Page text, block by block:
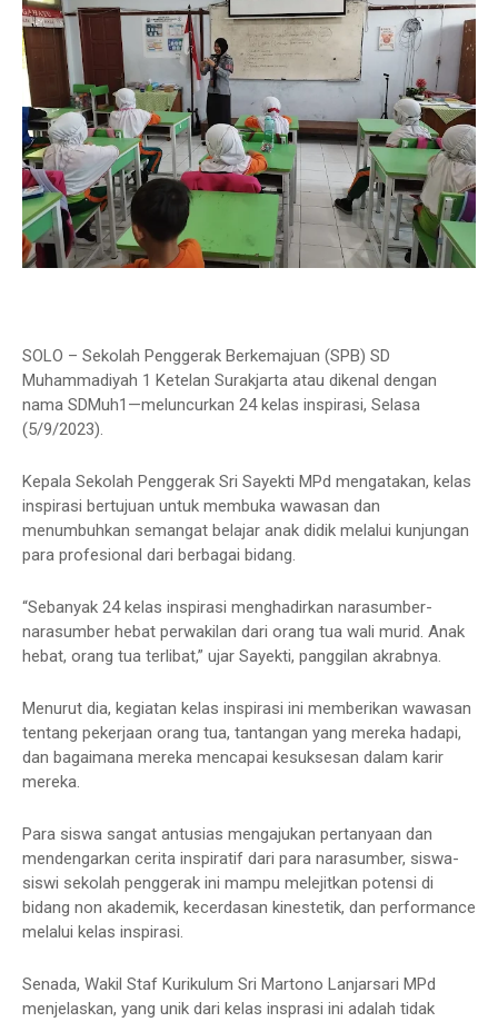
SOLO – Sekolah Penggerak Berkemajuan (SPB) SD
Muhammadiyah 1 Ketelan Surakjarta atau dikenal dengan
nama SDMuh1—meluncurkan 24 kelas inspirasi, Selasa
(5/9/2023).
Kepala Sekolah Penggerak Sri Sayekti MPd mengatakan, kelas
inspirasi bertujuan untuk membuka wawasan dan
menumbuhkan semangat belajar anak didik melalui kunjungan
para profesional dari berbagai bidang.
“Sebanyak 24 kelas inspirasi menghadirkan narasumber-
narasumber hebat perwakilan dari orang tua wali murid. Anak
hebat, orang tua terlibat,” ujar Sayekti, panggilan akrabnya.
Menurut dia, kegiatan kelas inspirasi ini memberikan wawasan
tentang pekerjaan orang tua, tantangan yang mereka hadapi,
dan bagaimana mereka mencapai kesuksesan dalam karir
mereka.
Para siswa sangat antusias mengajukan pertanyaan dan
mendengarkan cerita inspiratif dari para narasumber, siswa-
siswi sekolah penggerak ini mampu melejitkan potensi di
bidang non akademik, kecerdasan kinestetik, dan performance
melalui kelas inspirasi.
Senada, Wakil Staf Kurikulum Sri Martono Lanjarsari MPd
menjelaskan, yang unik dari kelas insprasi ini adalah tidak